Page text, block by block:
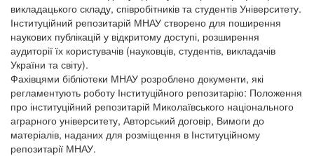
викладацького складу, співробітників та студентів Університету.
Інституційний репозитарій МНАУ створено для поширення
наукових публікацій у відкритому доступі, розширення
аудиторії їх користувачів (науковців, студентів, викладачів
України та світу).
Фахівцями бібліотеки МНАУ розроблено документи, які
регламентують роботу Інституційного репозитарію: Положення
про інституційний репозитарій Миколаївського національного
аграрного університету, Авторський договір, Вимоги до
матеріалів, наданих для розміщення в Інституційному
репозитарії МНАУ.